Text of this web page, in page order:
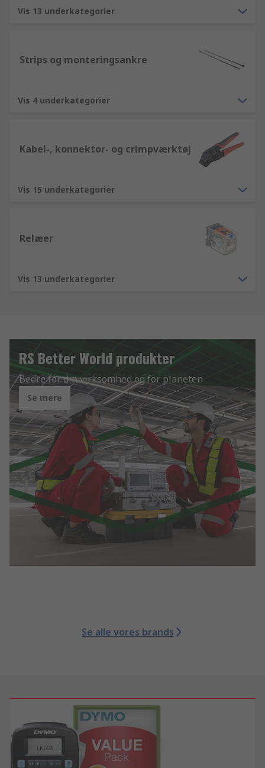
Vis 13 underkategorier
Strips og monteringsankre
Vis 4 underkategorier
Kabel-, konnektor- og crimpværktøj
Vis 15 underkategorier
Relæer
Vis 13 underkategorier
RS Better World produkter
Bedre for din virksomhed og for planeten
Se mere
Se alle vores brands